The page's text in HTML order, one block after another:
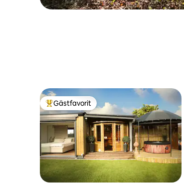
Populär gästfavorit
Gästfavorit